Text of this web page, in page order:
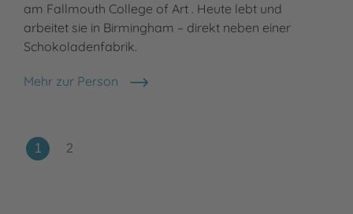
am Fallmouth College of Art . Heute lebt und
arbeitet sie in Birmingham – direkt neben einer
Schokoladenfabrik.
Mehr zur Person
Kate Hindley